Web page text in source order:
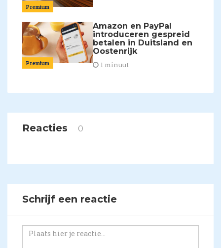
Premium
Premium
Amazon en PayPal
introduceren gespreid
betalen in Duitsland en
Oostenrijk
1 minuut
Reacties 0
Schrijf een reactie